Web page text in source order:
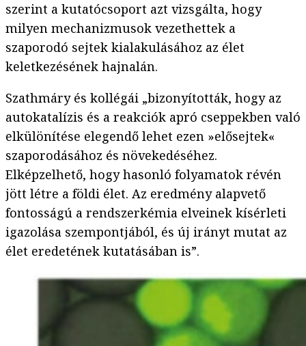
szerint a kutatócsoport azt vizsgálta, hogy
milyen mechanizmusok vezethettek a
szaporodó sejtek kialakulásához az élet
keletkezésének hajnalán.
Szathmáry és kollégái „bizonyították, hogy az
autokatalízis és a reakciók apró cseppekben való
elkülönítése elegendő lehet ezen »elősejtek«
szaporodásához és növekedéséhez.
Elképzelhető, hogy hasonló folyamatok révén
jött létre a földi élet. Az eredmény alapvető
fontosságú a rendszerkémia elveinek kísérleti
igazolása szempontjából, és új irányt mutat az
élet eredetének kutatásában is”.